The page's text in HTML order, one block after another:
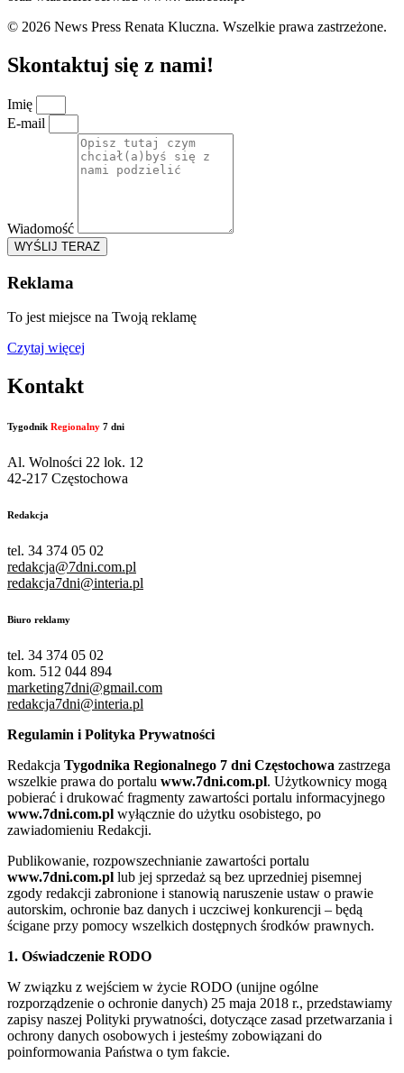
© 2026 News Press Renata Kluczna. Wszelkie prawa zastrzeżone.
Skontaktuj się z nami!
Imię
E-mail
Wiadomość
WYŚLIJ TERAZ
Reklama
To jest miejsce na Twoją reklamę
Czytaj więcej
Kontakt
Tygodnik Regionalny 7 dni
Al. Wolności 22 lok. 12
42-217 Częstochowa
Redakcja
tel. 34 374 05 02
redakcja@7dni.com.pl
redakcja7dni@interia.pl
Biuro reklamy
tel. 34 374 05 02
kom. 512 044 894
marketing7dni@gmail.com
redakcja7dni@interia.pl
Regulamin i Polityka Prywatności
Redakcja Tygodnika Regionalnego 7 dni Częstochowa zastrzega
wszelkie prawa do portalu www.7dni.com.pl. Użytkownicy mogą
pobierać i drukować fragmenty zawartości portalu informacyjnego
www.7dni.com.pl wyłącznie do użytku osobistego, po
zawiadomieniu Redakcji.
Publikowanie, rozpowszechnianie zawartości portalu
www.7dni.com.pl lub jej sprzedaż są bez uprzedniej pisemnej
zgody redakcji zabronione i stanowią naruszenie ustaw o prawie
autorskim, ochronie baz danych i uczciwej konkurencji – będą
ścigane przy pomocy wszelkich dostępnych środków prawnych.
1. Oświadczenie RODO
W związku z wejściem w życie RODO (unijne ogólne
rozporządzenie o ochronie danych) 25 maja 2018 r., przedstawiamy
zapisy naszej Polityki prywatności, dotyczące zasad przetwarzania i
ochrony danych osobowych i jesteśmy zobowiązani do
poinformowania Państwa o tym fakcie.